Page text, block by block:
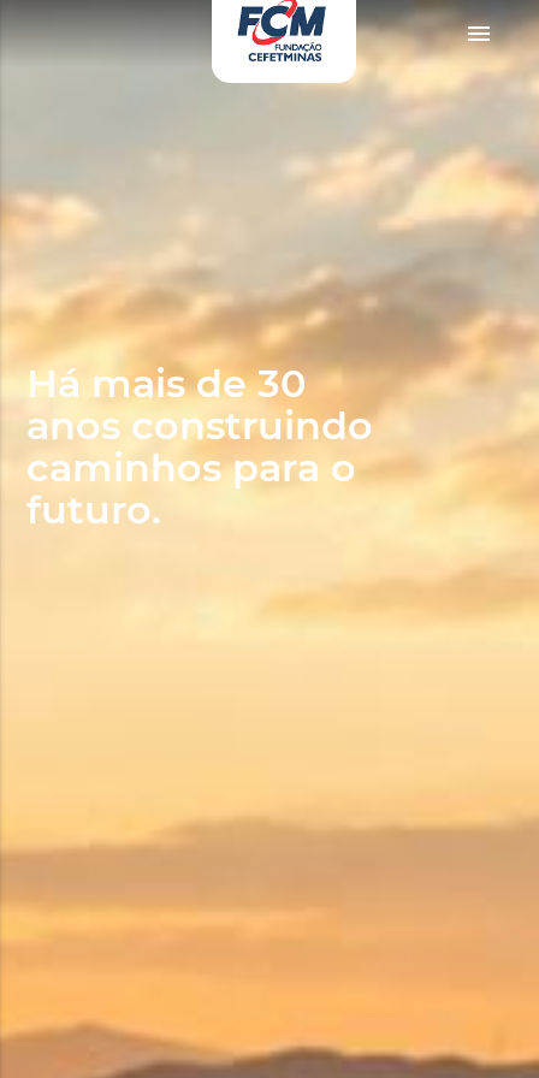
menu
zevki doruklarda yaşatan olgun matematik öğretmeninin yıllardır yarak
Há mais de 30
anos construindo
caminhos para o
futuro.